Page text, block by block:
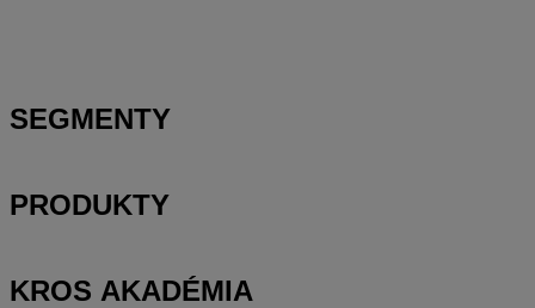
SEGMENTY
PRODUKTY
KROS AKADÉMIA